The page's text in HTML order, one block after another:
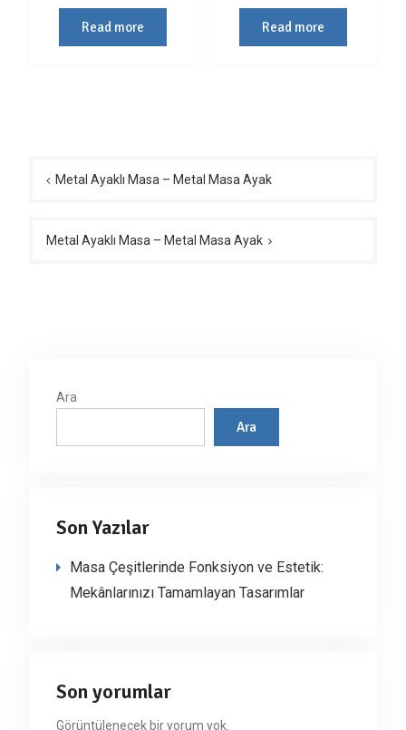
Read more Read more
gezinmesi
Metal Ayaklı Masa – Metal Masa Ayak
Metal Ayaklı Masa – Metal Masa Ayak
Ara
Ara
Son Yazılar
Masa Çeşitlerinde Fonksiyon ve Estetik:
Mekânlarınızı Tamamlayan Tasarımlar
Son yorumlar
Görüntülenecek bir yorum yok.